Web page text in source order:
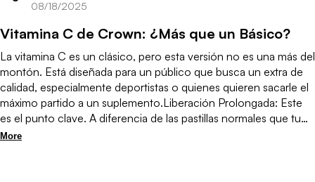
08/18/2025
Vitamina C de Crown: ¿Más que un Básico?
La vitamina C es un clásico, pero esta versión no es una más del
montón. Está diseñada para un público que busca un extra de
calidad, especialmente deportistas o quienes quieren sacarle el
máximo partido a un suplemento.Liberación Prolongada: Este
es el punto clave. A diferencia de las pastillas normales que tu
cuerpo absorbe y elimina muy rápido, esta fórmula de liberación
More